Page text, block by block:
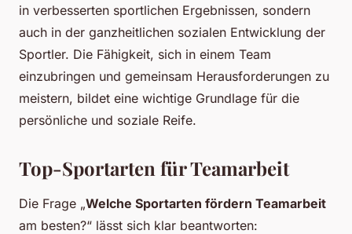
in verbesserten sportlichen Ergebnissen, sondern
auch in der ganzheitlichen sozialen Entwicklung der
Sportler. Die Fähigkeit, sich in einem Team
einzubringen und gemeinsam Herausforderungen zu
meistern, bildet eine wichtige Grundlage für die
persönliche und soziale Reife.
Top-Sportarten für Teamarbeit
Die Frage „Welche Sportarten fördern Teamarbeit
am besten?“ lässt sich klar beantworten: